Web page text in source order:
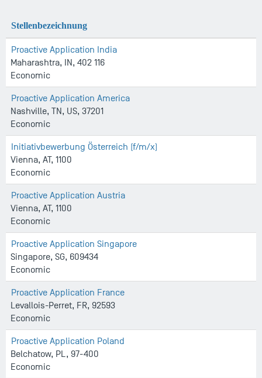
Stellenbezeichnung
Proactive Application India
Maharashtra, IN, 402 116
Economic
Proactive Application America
Nashville, TN, US, 37201
Economic
Initiativbewerbung Österreich (f/m/x)
Vienna, AT, 1100
Economic
Proactive Application Austria
Vienna, AT, 1100
Economic
Proactive Application Singapore
Singapore, SG, 609434
Economic
Proactive Application France
Levallois-Perret, FR, 92593
Economic
Proactive Application Poland
Belchatow, PL, 97-400
Economic